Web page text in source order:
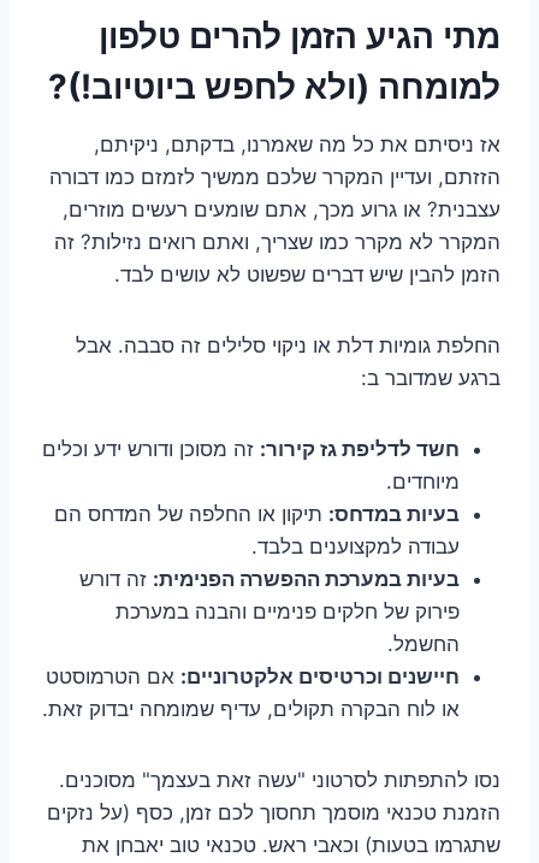
מתי הגיע הזמן להרים טלפון
למומחה (ולא לחפש ביוטיוב!)?
אז ניסיתם את כל מה שאמרנו, בדקתם, ניקיתם,
הזזתם, ועדיין המקרר שלכם ממשיך לזמזם כמו דבורה
עצבנית? או גרוע מכך, אתם שומעים רעשים מוזרים,
המקרר לא מקרר כמו שצריך, ואתם רואים נזילות? זה
הזמן להבין שיש דברים שפשוט לא עושים לבד.
החלפת גומיות דלת או ניקוי סלילים זה סבבה. אבל
ברגע שמדובר ב:
חשד לדליפת גז קירור: זה מסוכן ודורש ידע וכלים
מיוחדים.
בעיות במדחס: תיקון או החלפה של המדחס הם
עבודה למקצוענים בלבד.
בעיות במערכת ההפשרה הפנימית: זה דורש
פירוק של חלקים פנימיים והבנה במערכת
החשמל.
חיישנים וכרטיסים אלקטרוניים: אם הטרמוסטט
או לוח הבקרה תקולים, עדיף שמומחה יבדוק זאת.
נסו להתפתות לסרטוני "עשה זאת בעצמך" מסוכנים.
הזמנת טכנאי מוסמך תחסוך לכם זמן, כסף (על נזקים
שתגרמו בטעות) וכאבי ראש. טכנאי טוב יאבחן את